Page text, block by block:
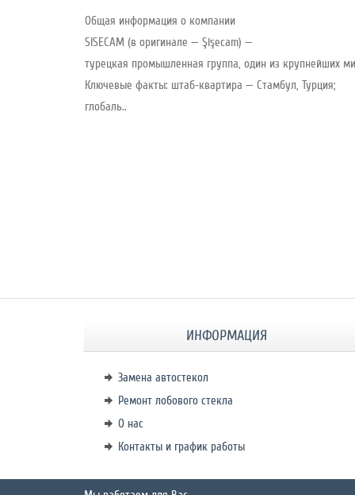
Общая информация о компании
SISECAM (в оригинале — Şişecam) —
турецкая промышленная группа, один из крупнейших
Ключевые факты: штаб‑квартира — Стамбул, Турция;
глобаль..
ИНФОРМАЦИЯ
Замена автостекол
Ремонт лобового стекла
О нас
Контакты и график работы